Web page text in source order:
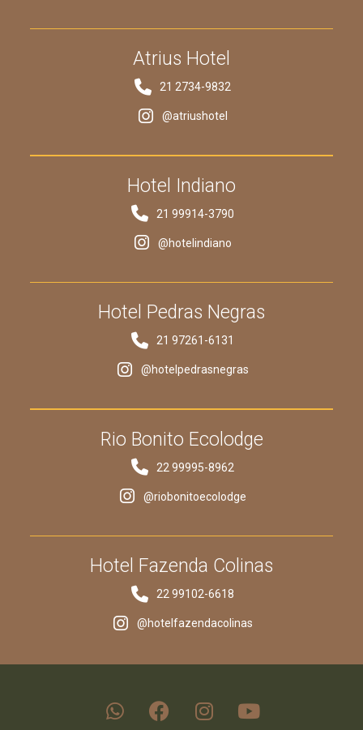
Atrius Hotel
21 2734-9832
@atriushotel
Hotel Indiano
21 99914-3790
@hotelindiano
Hotel Pedras Negras
21 97261-6131
@hotelpedrasnegras
Rio Bonito Ecolodge
22 99995-8962
@riobonitoecolodge
Hotel Fazenda Colinas
22 99102-6618
@hotelfazendacolinas